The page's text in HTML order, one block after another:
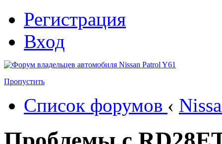
Регистрация
Вход
Пропустить
Список форумов ‹